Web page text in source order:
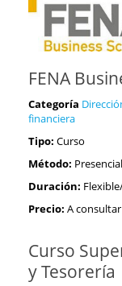
FENA
Categoría
financiera
Tipo: Curso
Método: Presencial
Duración:
Precio: A consultar
Curso
y Tesorería